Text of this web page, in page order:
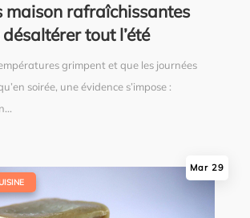
maison rafraîchissantes
tout l’été
grimpent et que les journées
soirée, une évidence s’impose :
Mar 29